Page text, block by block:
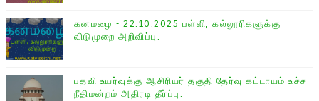
கனமழை - 22.10.2025 பள்ளி, கல்லூரிகளுக்கு
விடுமுறை அறிவிப்பு.
பதவி உயர்வுக்கு ஆசிரியர் தகுதி தேர்வு கட்டாயம் உச்ச
நீதிமன்றம் அதிரடி தீர்ப்பு.